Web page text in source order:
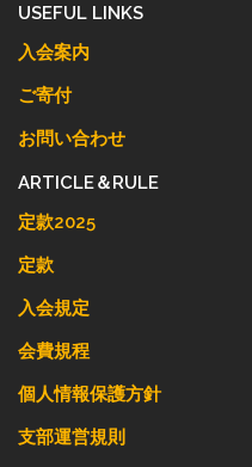
USEFUL LINKS
入会案内
ご寄付
お問い合わせ
ARTICLE＆RULE
定款2025
定款
入会規定
会費規程
個人情報保護方針
支部運営規則